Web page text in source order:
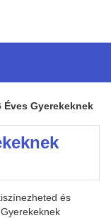
Éves Gyerekeknek
és